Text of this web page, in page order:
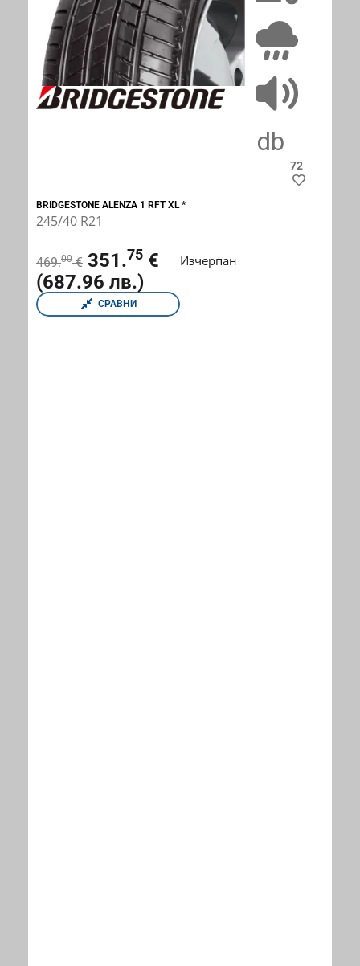
72
BRIDGESTONE ALENZA 1 RFT XL *
245/40 R21
469.00 € 351.75 €
(687.96 лв.)
СРАВНИ
Изчерпан